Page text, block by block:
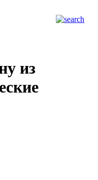
из